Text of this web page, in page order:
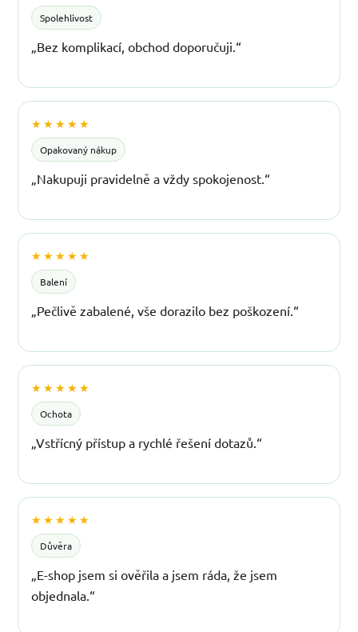
Spolehlivost
„Bez komplikací, obchod doporučuji.“
★★★★★
Opakovaný nákup
„Nakupuji pravidelně a vždy spokojenost.“
★★★★★
Balení
„Pečlivě zabalené, vše dorazilo bez poškození.“
★★★★★
Ochota
„Vstřícný přístup a rychlé řešení dotazů.“
★★★★★
Důvěra
„E-shop jsem si ověřila a jsem ráda, že jsem
objednala.“